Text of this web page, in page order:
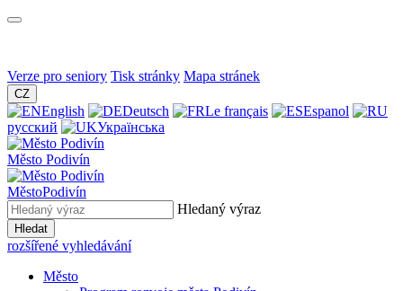
Verze pro seniory Tisk stránky Mapa stránek
CZ
English Deutsch Le français
Espanol
русский
Українська
Město Podivín
MěstoPodivín
Hledaný výraz
Hledat
rozšířené vyhledávání
Město